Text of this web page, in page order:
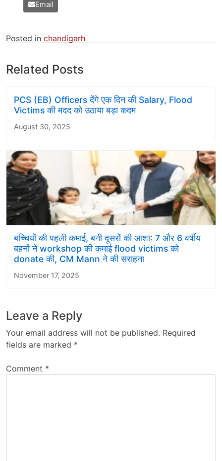
Email
Posted in chandigarh
Related Posts
PCS (EB) Officers देंगे एक दिन की Salary, Flood
Victims की मदद को उठाया बड़ा कदम
August 30, 2025
बच्चियों की पहली कमाई, बनी दूसरों की आशा: 7 और 6 वर्षीय
बहनों ने workshop की कमाई flood victims को
donate की, CM Mann ने की सराहना
November 17, 2025
Leave a Reply
Your email address will not be published. Required
fields are marked *
Comment *